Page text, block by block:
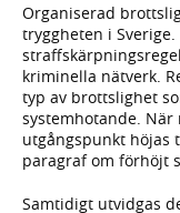
Organiserad
tryggheten i
kriminella nätverk.
typ av brottslighet
systemhotande. När
utgångspunkt höjas
paragraf om förhöjt
Samtidigt utvidgas